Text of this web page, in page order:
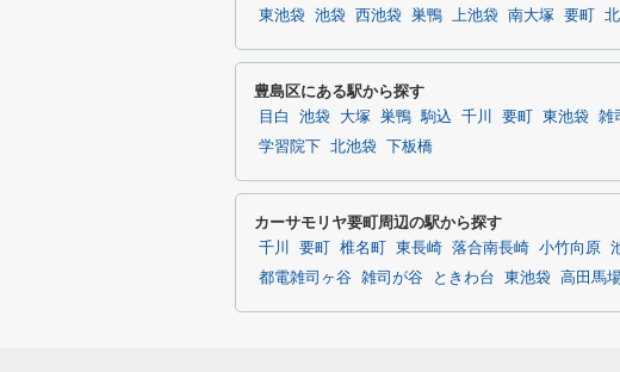
東池袋 池袋 西池袋 巣鴨 上池袋 南大塚 要町
豊島区にある駅から探す
目白 池袋 大塚 巣鴨 駒込 千川 要町 東池袋 雑
学習院下
北池袋 下板橋
カーサモリヤ要町周辺の駅から探す
千川 要町 椎名町 東長崎 落合南長崎 小竹向原
都電雑司ヶ谷 雑司が谷 ときわ台 東池袋 高田馬